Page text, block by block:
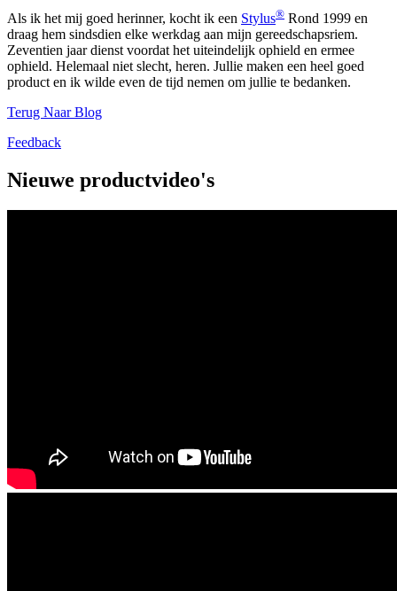
Als ik het mij goed herinner, kocht ik een Stylus® Rond 1999 en
draag hem sindsdien elke werkdag aan mijn gereedschapsriem.
Zeventien jaar dienst voordat het uiteindelijk ophield en ermee
ophield. Helemaal niet slecht, heren. Jullie maken een heel goed
product en ik wilde even de tijd nemen om jullie te bedanken.
Terug Naar Blog
Feedback
Nieuwe productvideo's